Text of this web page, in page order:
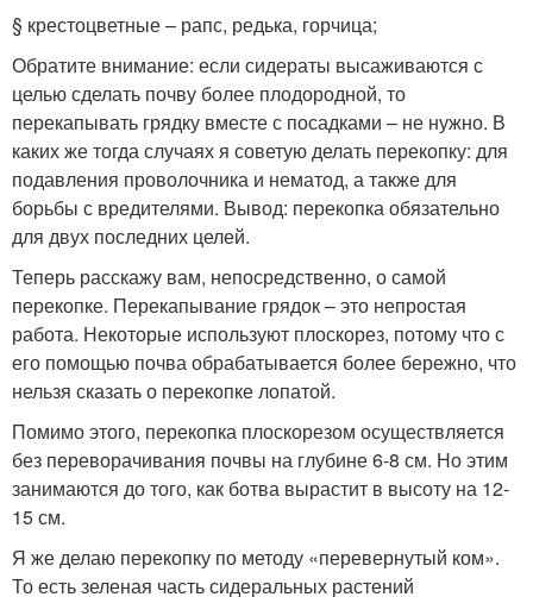
§ крестоцветные – рапс, редька, горчица;
Обратите внимание: если сидераты высаживаются с
целью сделать почву более плодородной, то
перекапывать грядку вместе с посадками – не нужно. В
каких же тогда случаях я советую делать перекопку: для
подавления проволочника и нематод, а также для
борьбы с вредителями. Вывод: перекопка обязательно
для двух последних целей.
Теперь расскажу вам, непосредственно, о самой
перекопке. Перекапывание грядок – это непростая
работа. Некоторые используют плоскорез, потому что с
его помощью почва обрабатывается более бережно, что
нельзя сказать о перекопке лопатой.
Помимо этого, перекопка плоскорезом осуществляется
без переворачивания почвы на глубине 6-8 см. Но этим
занимаются до того, как ботва вырастит в высоту на 12-
15 см.
Я же делаю перекопку по методу «перевернутый ком».
То есть зеленая часть сидеральных растений